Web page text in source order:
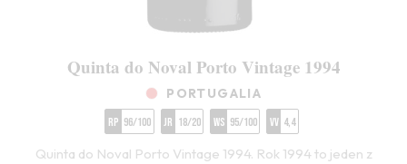
Quinta do Noval Porto Vintage 1994
PORTUGALIA
RP 96/100 JR 18/20 WS 95/100 VV 4,4
Quinta do Noval Porto Vintage 1994. Rok 1994 to jeden z